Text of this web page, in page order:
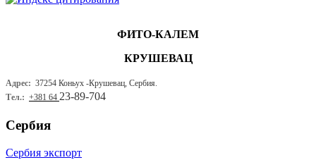
ФИТО-КАЛЕМ
КРУШЕВАЦ
Адрес: 37254 Коньух -Крушевац, Сербия.
Тел.: +381 64 23-89-704
Сербия
Сербия экспорт